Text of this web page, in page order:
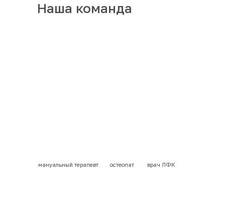
Наша команда
мануальный терапевт остеопат врач ЛФК